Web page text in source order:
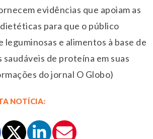
evidências que apoiam as
para que o público
e alimentos à base de
de proteína em suas
do jornal O Globo)
NOTÍCIA: